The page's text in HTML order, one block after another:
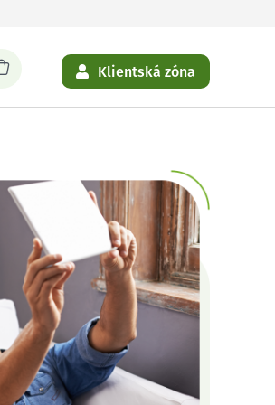
Klientská zóna